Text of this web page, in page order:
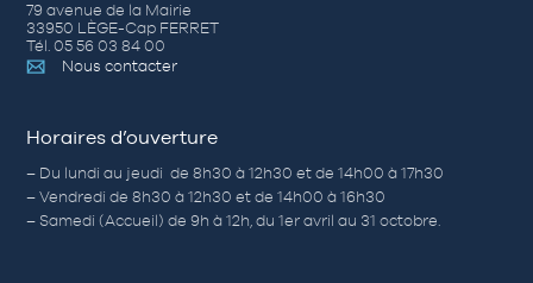
79 avenue de la Mairie
33950 LÈGE-Cap FERRET
Tél. 05 56 03 84 00
Nous contacter
Horaires d’ouverture
– Du lundi au jeudi de 8h30 à 12h30 et de 14h00 à 17h30
– Vendredi de 8h30 à 12h30 et de 14h00 à 16h30
– Samedi (Accueil) de 9h à 12h, du 1er avril au 31 octobre.